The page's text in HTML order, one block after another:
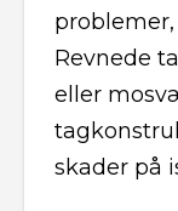
Revnede
eller
skader på